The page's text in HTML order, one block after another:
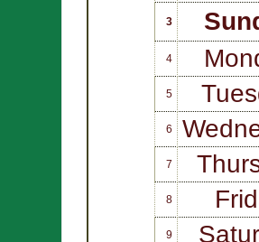
3
4
5
6
7
8
9